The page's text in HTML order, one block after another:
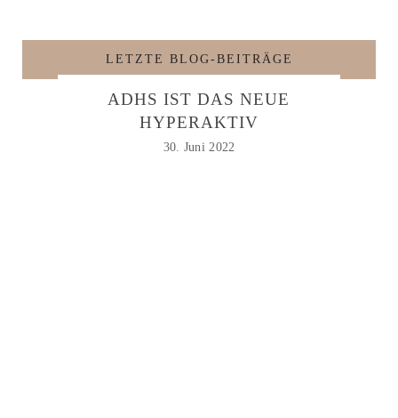
LETZTE BLOG-BEITRÄGE
ADHS IST DAS NEUE
HYPERAKTIV
30. Juni 2022